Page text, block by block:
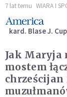
7 lat temu WIARA I
kard. Blase J.
Jak Maryja
mostem
chrześcijan